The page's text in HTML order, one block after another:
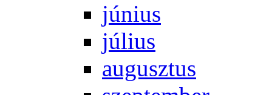
jú­ni­us
jú­li­us
au­gusz­tus